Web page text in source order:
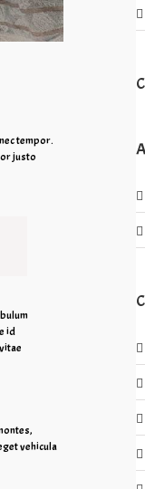
tempor.
justo
id
vehicula